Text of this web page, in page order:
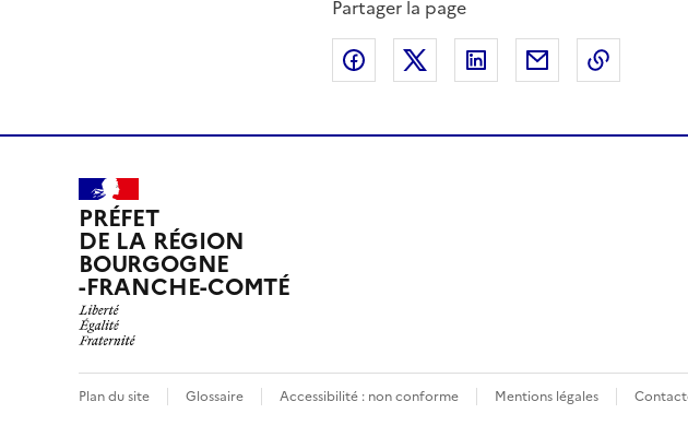
Partager la page
Partager sur Facebook
Partager sur XPartager sur LinkedIn
Partager par
PRÉFET
DE LA RÉGION
BOURGOGNE
-FRANCHE-COMTÉ
Plan du site Glossaire Accessibilité : non conforme Mentions légales